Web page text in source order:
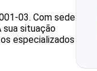
03. Com sede
sua situação
especializados